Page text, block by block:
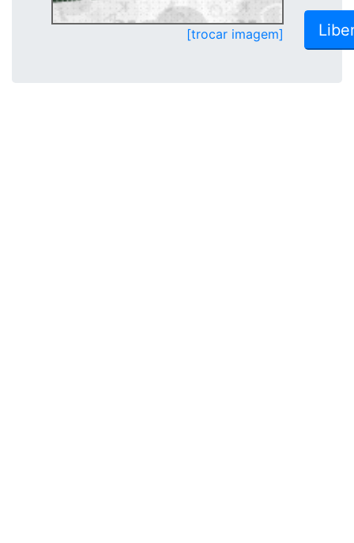
[trocar imagem]